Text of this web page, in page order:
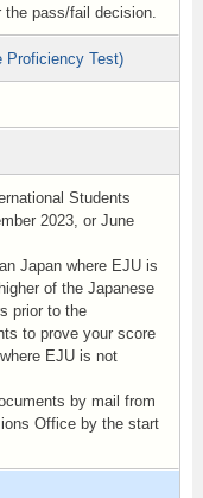
the pass/fail decision.
Proficiency Test)
Students
2023, or June
Japan where EJU is
of the Japanese
prior to the
to prove your score
EJU is not
by mail from
Office by the start